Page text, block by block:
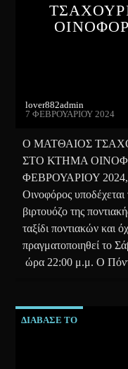
lover882admin
7 ΦΕΒΡΟΥΑΡΊΟΥ 2024
Ο ΜΑΤΘΑΙΟΣ
ΣΤΟ ΚΤΗΜΑ
ΦΕΒΡΟΥΑΡΙΟΥ 2024,
Οινοφόρος
βιρτουόζο της
ταξίδι ποντιακών και
πραγματοποιηθεί το
ώρα 22:00 μ.μ. Ο
ΔΙΑΒΑΣΕ ΤΟ